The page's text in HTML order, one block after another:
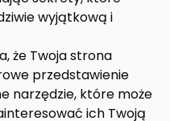
wyjątkową i
że Twoja strona
przedstawienie
narzędzie, które może
ich Twoją